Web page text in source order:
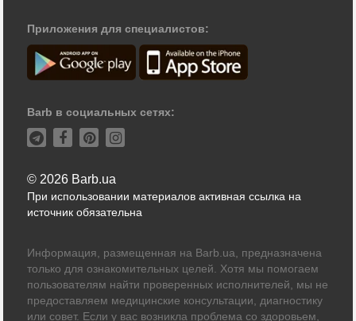
Приложения для специалистов:
Barb в социальных сетях:
© 2026 Barb.ua
При использовании материалов активная ссылка на
источник обязательна
Информация, размещенная на Barb.ua, предназначена
только для ознакомительных целей. Хотя мы помогаем
пользователям найти проверенных исполнителей, мы не
предоставляем медицинские консультации, диагностику
или совет. Если у вас возникла проблема со здоровьем,